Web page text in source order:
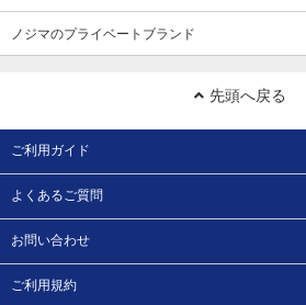
ノジマのプライベートブランド
先頭へ戻る
ご利用ガイド
よくあるご質問
お問い合わせ
ご利用規約